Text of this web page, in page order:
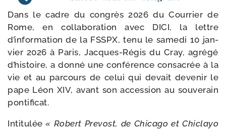
Dans le cadre du congrès 2026 du Courrier de
Rome, en col­la­bo­ra­tion avec DICI, la lettre
d’information de la FSSPX, tenu le same­di 10 jan­
vier 2026 à Paris, Jacques-​Régis du Cray, agré­gé
d’histoire, a don­né une confé­rence consa­crée à la
vie et au par­cours de celui qui devait deve­nir le
pape Léon XIV, avant son acces­sion au sou­ve­rain
pontificat.
Intitulée« Robert Prevost, de Chicago et Chiclayo